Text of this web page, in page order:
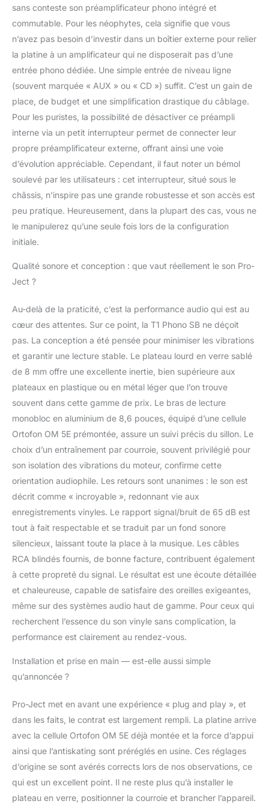
contrôler la résonance
pour un son plus
propre Excellent choix
de vinyle Plug and Play
sans équipement
supplémentaire
sans conteste son préamplificateur phono intégré et
commutable. Pour les néophytes, cela signifie que vous
n’avez pas besoin d’investir dans un boîtier externe pour relier
la platine à un amplificateur qui ne disposerait pas d’une
entrée phono dédiée. Une simple entrée de niveau ligne
(souvent marquée « AUX » ou « CD ») suffit. C’est un gain de
place, de budget et une simplification drastique du câblage.
Pour les puristes, la possibilité de désactiver ce préampli
interne via un petit interrupteur permet de connecter leur
propre préamplificateur externe, offrant ainsi une voie
d’évolution appréciable. Cependant, il faut noter un bémol
soulevé par les utilisateurs : cet interrupteur, situé sous le
châssis, n’inspire pas une grande robustesse et son accès est
peu pratique. Heureusement, dans la plupart des cas, vous ne
le manipulerez qu’une seule fois lors de la configuration
initiale.
Qualité sonore et conception : que vaut réellement le son Pro-
Ject ?
Au-delà de la praticité, c’est la performance audio qui est au
cœur des attentes. Sur ce point, la T1 Phono SB ne déçoit
pas. La conception a été pensée pour minimiser les vibrations
et garantir une lecture stable. Le plateau lourd en verre sablé
de 8 mm offre une excellente inertie, bien supérieure aux
plateaux en plastique ou en métal léger que l’on trouve
souvent dans cette gamme de prix. Le bras de lecture
monobloc en aluminium de 8,6 pouces, équipé d’une cellule
Ortofon OM 5E prémontée, assure un suivi précis du sillon. Le
choix d’un entraînement par courroie, souvent privilégié pour
son isolation des vibrations du moteur, confirme cette
orientation audiophile. Les retours sont unanimes : le son est
décrit comme « incroyable », redonnant vie aux
enregistrements vinyles. Le rapport signal/bruit de 65 dB est
tout à fait respectable et se traduit par un fond sonore
silencieux, laissant toute la place à la musique. Les câbles
RCA blindés fournis, de bonne facture, contribuent également
à cette propreté du signal. Le résultat est une écoute détaillée
et chaleureuse, capable de satisfaire des oreilles exigeantes,
même sur des systèmes audio haut de gamme. Pour ceux qui
recherchent l’essence du son vinyle sans complication, la
performance est clairement au rendez-vous.
Installation et prise en main — est-elle aussi simple
qu’annoncée ?
Pro-Ject met en avant une expérience « plug and play », et
dans les faits, le contrat est largement rempli. La platine arrive
avec la cellule Ortofon OM 5E déjà montée et la force d’appui
ainsi que l’antiskating sont préréglés en usine. Ces réglages
d’origine se sont avérés corrects lors de nos observations, ce
qui est un excellent point. Il ne reste plus qu’à installer le
plateau en verre, positionner la courroie et brancher l’appareil.